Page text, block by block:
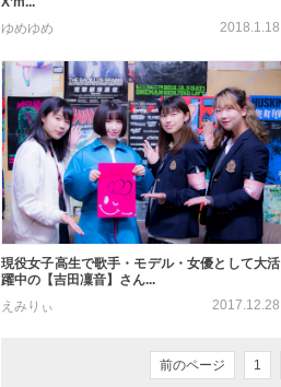
ゆめゆめ
2018.1.18
現役女子高生で歌手・モデル・女優として大活
躍中の【吉田凜音】さん...
えみりぃ
2017.12.28
前のページ 1